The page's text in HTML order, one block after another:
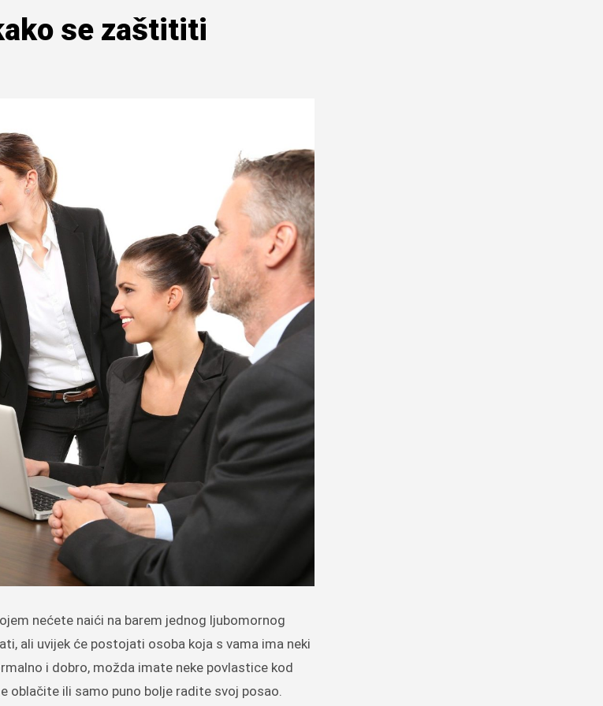
se zaštititi
ali uvijek će postojati osoba koja s vama ima neki
i dobro, možda imate neke povlastice kod
oblačite ili samo puno bolje radite svoj posao.